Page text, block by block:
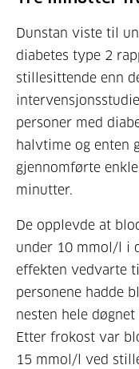
Dunstan viste til
diabetes type 2
stillesittende enn
personer med
halvtime og
gjennomførte
minutter.
De opplevde at
under 10 mmol/l i
effekten vedvarte
personene hadde
nesten hele
Etter frokost var
15 mmol/l ved